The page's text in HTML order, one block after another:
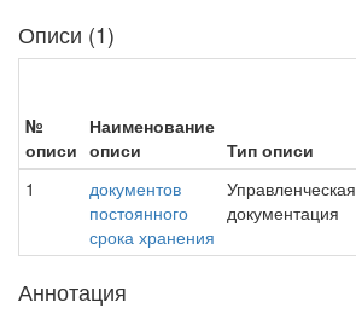
Описи (1)
№
описи
Наименование
описи
Тип описи
1
документов
постоянного
срока хранения
Управленческая
документация
Аннотация